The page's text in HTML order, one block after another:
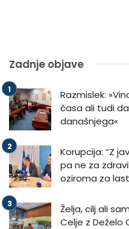
Zadnje objave
Razmislek:
časa ali tudi
današnjega«
Korupcija: “Z
pa ne za
oziroma za
Želja, cilj ali
Celje z Deželo